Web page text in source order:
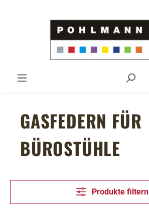
GASFEDERN FÜR
BÜROSTÜHLE
Produkte filtern